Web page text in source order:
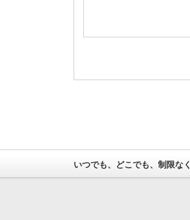
いつでも、どこでも、制限なく